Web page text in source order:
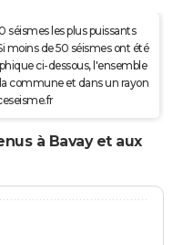
séismes les plus puissants
moins de 50 séismes ont été
ci-dessous, l'ensemble
commune et dans un rayon
à Bavay et aux